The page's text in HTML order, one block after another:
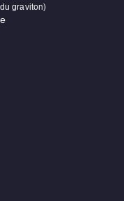
graviton)